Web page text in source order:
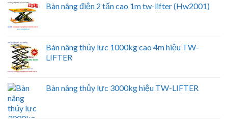
Bàn nâng điện 2 tấn cao 1m tw-lifter (Hw2001)
Bàn nâng thủy lực 1000kg cao 4m hiệu TW-
LIFTER
Bàn nâng thủy lực 3000kg hiệu TW-LIFTER